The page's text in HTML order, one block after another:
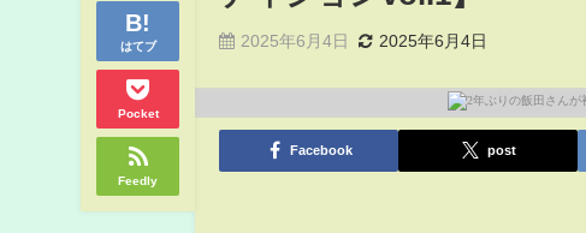
はてブ
Pocket
Feedly
2025年6月4日 2025年6月4日
Facebook post